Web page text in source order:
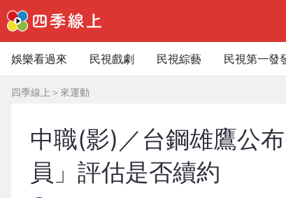
娛樂看過來 民視戲劇 民視綜藝 民視第一發
四季線上 ＞ 來運動
中職(影)／台鋼雄鷹公
員」評估是否續約